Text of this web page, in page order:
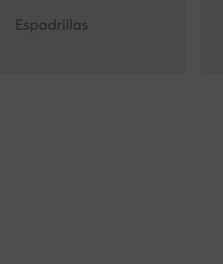
Espadrillas